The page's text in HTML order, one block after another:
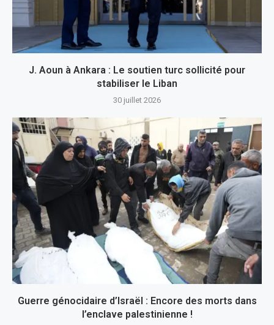
J. Aoun à Ankara : Le soutien turc sollicité pour
stabiliser le Liban
30 juillet 2026
Guerre génocidaire d’Israël : Encore des morts dans
l’enclave palestinienne !